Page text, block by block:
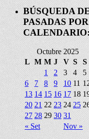
BÚSQUEDA
PASADAS
CALENDARIO:
Octubre 2025
L M M J V S S
« Set Nov »
1 2 3 4
5
6
7 8 9 10 11
13 14 15 16 17 18
20 21 22 23 24 25
27 28 29 30 31